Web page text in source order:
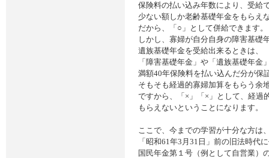
保険料の払い込み年数により、受給
少ない額しか老齢基礎年金をもらえ
だから、「○」として併給できます。
しかし、寡婦が自分自身の障害基礎
遺族基礎年金を受給出来るときは、
「障害基礎年金」や「遺族基礎年金
満額40年保険料を払い込んだ分が保
そもそも経過的寡婦加算をもらう余
ですから、「×」「×」として、経過
もらえないということになります。
ここで、今までの学習が十分な方は
「昭和61年3月31日」前の旧法時代
国民年金第１号（例として自営業）